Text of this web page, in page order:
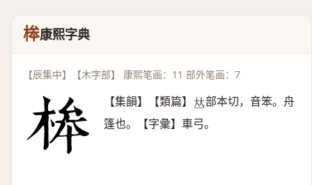
桳康熙字典
【辰集中】【木字部】 康熙笔画：11 部外笔画：7
【集韻】【類篇】 𠀤部本切，音笨。舟
篷也。【字彙】車弓。